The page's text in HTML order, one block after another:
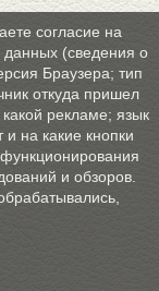
согласие на
данных (сведения о
Браузера; тип
откуда пришел
рекламе; язык
на какие кнопки
и обзоров.